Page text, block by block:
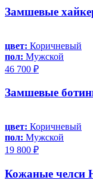
Замшевые
цвет: Коричневый
пол: Мужской
46 700 ₽
Замшевые
цвет: Коричневый
пол: Мужской
19 800 ₽
Кожаные челси